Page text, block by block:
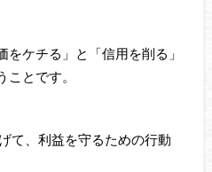
ケチる」と「信用を削る」
とです。
て、利益を守るための行動